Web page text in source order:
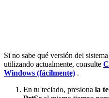
Si no sabe qué versión del
utilizando actualmente, consulte
Windows (fácilmente) .
En tu teclado, presiona la